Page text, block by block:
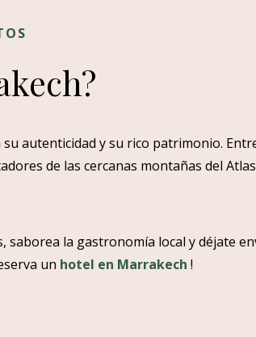
autenticidad y su rico patrimonio.
de las cercanas montañas del
saborea la gastronomía local y déjate
un hotel en Marrakech !